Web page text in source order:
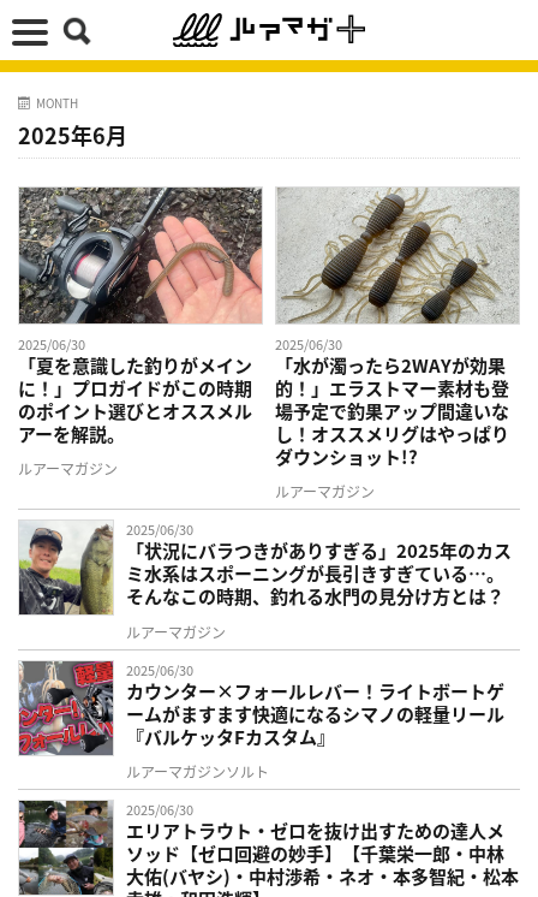
MONTH
2025年6月
2025/06/30
「夏を意識した釣りがメイン
に！」プロガイドがこの時期
のポイント選びとオススメル
アーを解説。
ルアーマガジン
2025/06/30
「水が濁ったら2WAYが効果
的！」エラストマー素材も登
場予定で釣果アップ間違いな
し！オススメリグはやっぱり
ダウンショット!?
ルアーマガジン
2025/06/30
「状況にバラつきがありすぎる」2025年のカス
ミ水系はスポーニングが長引きすぎている…。
そんなこの時期、釣れる水門の見分け方とは？
ルアーマガジン
2025/06/30
カウンター×フォールレバー！ライトボートゲ
ームがますます快適になるシマノの軽量リール
『バルケッタFカスタム』
ルアーマガジンソルト
2025/06/30
エリアトラウト・ゼロを抜け出すための達人メ
ソッド【ゼロ回避の妙手】【千葉栄一郎・中林
大佑(バヤシ)・中村渉希・ネオ・本多智紀・松本